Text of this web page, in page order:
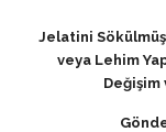
Jelatini Sökülmüş
veya Lehim
Değişim